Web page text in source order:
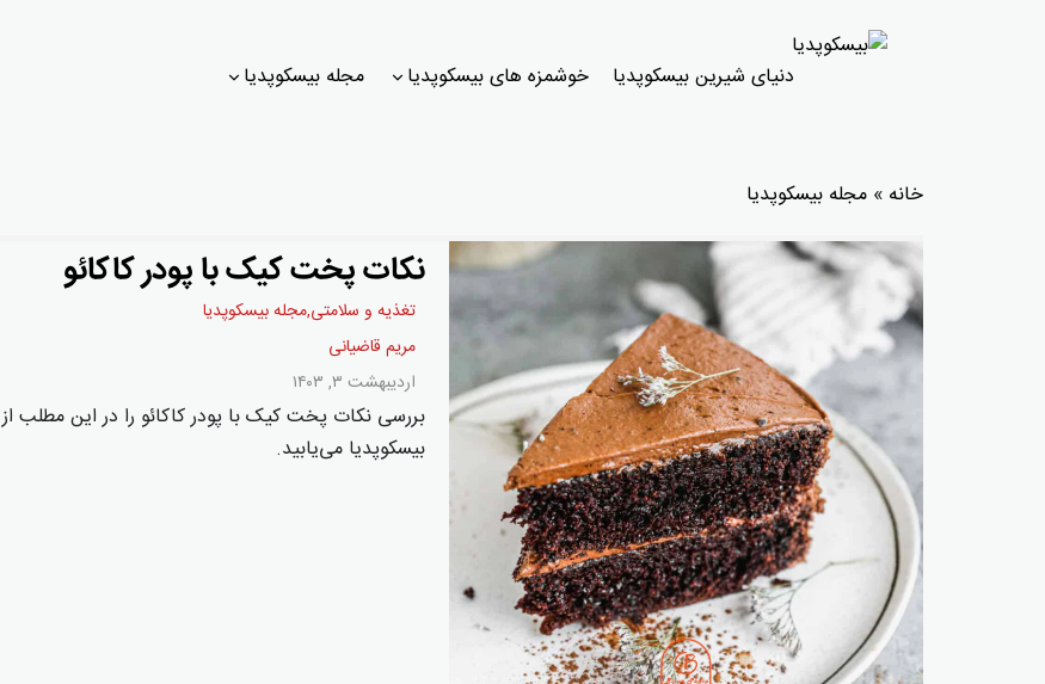
دنیای شیرین بیسکوپدیا خوشمزه های بیسکوپدیا مجله بیسکوپدیا
خانه » مجله بیسکوپدیا
نکات پخت کیک با پودر کاکائو
تغذیه و سلامتی,مجله بیسکوپدیا
مریم قاضیانی
اردیبهشت ۳, ۱۴۰۳
بررسی نکات پخت کیک با پودر کاکائو را در این مطلب از
بیسکوپدیا می‌یابید.